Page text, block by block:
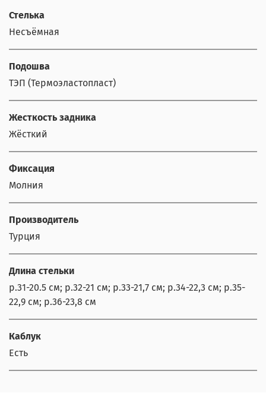
Стелька
Несъёмная
Подошва
ТЭП (Термоэластопласт)
Жесткость задника
Жёсткий
Фиксация
Молния
Производитель
Турция
Длина стельки
р.31-20.5 см; р.32-21 см; р.33-21,7 см; р.34-22,3 см; р.35-
22,9 см; р.36-23,8 см
Каблук
Есть